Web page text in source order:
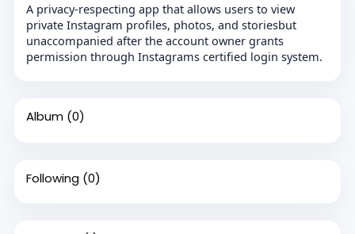
A privacy-respecting app that allows users to view
private Instagram profiles, photos, and storiesbut
unaccompanied after the account owner grants
permission through Instagrams certified login system.
Album (0)
Following (0)